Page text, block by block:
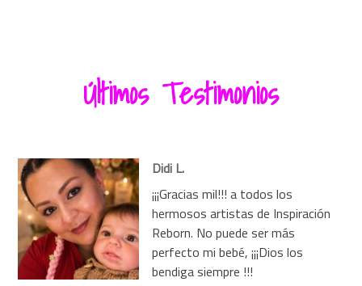
Últimos Testimonios
Didi L.
¡¡¡Gracias mil!!! a todos los
hermosos artistas de Inspiración
Reborn. No puede ser más
perfecto mi bebé, ¡¡¡Dios los
bendiga siempre !!!